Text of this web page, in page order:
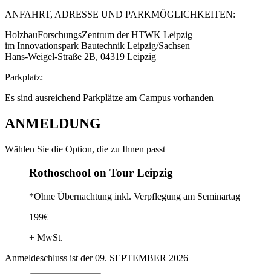
ANFAHRT, ADRESSE UND PARKMÖGLICHKEITEN:
HolzbauForschungsZentrum der HTWK Leipzig
im Innovationspark Bautechnik Leipzig/Sachsen
Hans-Weigel-Straße 2B, 04319 Leipzig
Parkplatz:
Es sind ausreichend Parkplätze am Campus vorhanden
ANMELDUNG
Wählen Sie die Option, die zu Ihnen passt
Rothoschool on Tour Leipzig
*Ohne Übernachtung inkl. Verpflegung am Seminartag
199€
+ MwSt.
Anmeldeschluss ist der 09. SEPTEMBER 2026